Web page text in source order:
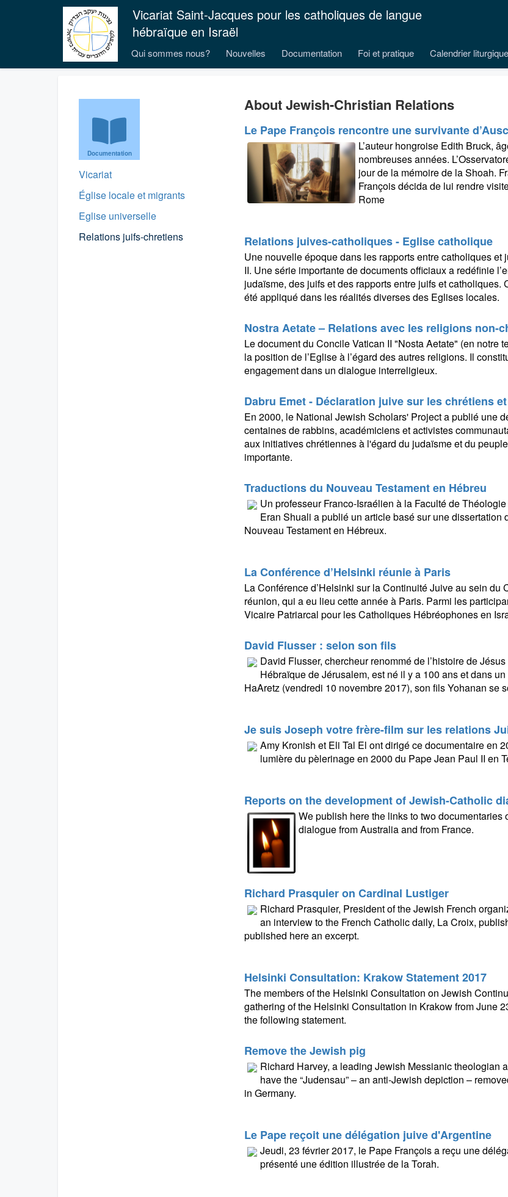
Vicariat Saint-Jacques pour les catholiques de langue
hébraïque en Israël
Qui sommes nous? Nouvelles Documentation Foi et pratique Calendrier liturgique
Documentation
Vicariat
Église locale et migrants
Eglise universelle
Relations juifs-chretiens
About Jewish-Christian Relations
Le Pape François rencontre une survivante
L’auteur hongroise Edith Bruck,
nombreuses années.
jour de la mémoire de la Shoah.
François décida de lui rendre
Rome
Relations juives-catholiques - Eglise catholique
Une nouvelle époque dans les rapports entre catholiques
II. Une série importante de documents officiaux a redéfinie
judaïsme, des juifs et des rapports entre juifs et
été appliqué dans les réalités diverses des Eglises locales.
Nostra Aetate – Relations avec les religions non-
Le document du Concile Vatican II "Nosta Aetate" (en notre
la position de l’Eglise à l’égard des autres religions. Il
engagement dans un dialogue interreligieux.
Dabru Emet - Déclaration juive sur les chrétiens
En 2000, le National Jewish Scholars' Project a publié une
centaines de rabbins, académiciens et activistes
aux initiatives chrétiennes à l'égard du judaïsme et du
importante.
Traductions du Nouveau Testament en Hébreu
Un professeur Franco-Israélien à la Faculté de
Eran Shuali a publié un article basé sur une dissertation
Nouveau Testament en Hébreux.
La Conférence d’Helsinki réunie à Paris
La Conférence d’Helsinki sur la Continuité Juive au sein du
réunion, qui a eu lieu cette année à Paris. Parmi les
Vicaire Patriarcal pour les Catholiques Hébréophones en
David Flusser : selon son fils
David Flusser, chercheur renommé de l’histoire de
Hébraïque de Jérusalem, est né il y a 100 ans et dans
HaAretz (vendredi 10 novembre 2017), son fils Yohanan se
Je suis Joseph votre frère-film sur les relations
Amy Kronish et Eli Tal El ont dirigé ce documentaire en
lumière du pèlerinage en 2000 du Pape Jean Paul II en
Reports on the development of Jewish-Catholic
We publish here the links to two
dialogue from Australia and from France.
Richard Prasquier on Cardinal Lustiger
Richard Prasquier, President of the Jewish French
an interview to the French Catholic daily, La Croix,
published here an excerpt.
Helsinki Consultation: Krakow Statement 2017
The members of the Helsinki Consultation on Jewish
gathering of the Helsinki Consultation in Krakow from June
the following statement.
Remove the Jewish pig
Richard Harvey, a leading Jewish Messianic theologian
have the “Judensau” – an anti-Jewish depiction –
in Germany.
Le Pape reçoit une délégation juive d'Argentine
Jeudi, 23 février 2017, le Pape François a reçu une
présenté une édition illustrée de la Torah.